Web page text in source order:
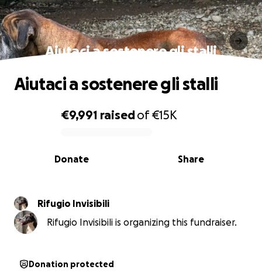
Aiutaci a sostenere gli stalli
0% complete
€9,991 raisedof€15K
Share
Donate
Aiutaci a sostenere gli stalli
Rifugio Invisibili
Rifugio Invisibili is organizing this fundraiser.
Donation protected